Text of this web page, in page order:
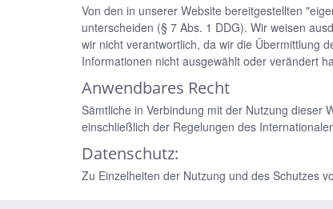
Von den in unserer Website bereitgestellten
unterscheiden (§ 7 Abs. 1 DDG). Wir weisen
wir nicht verantwortlich, da wir die Übermittlung
Informationen nicht ausgewählt oder verändert
Anwendbares Recht
Sämtliche in Verbindung mit der Nutzung dieser
einschließlich der Regelungen des
Datenschutz:
Zu Einzelheiten der Nutzung und des Schutzes